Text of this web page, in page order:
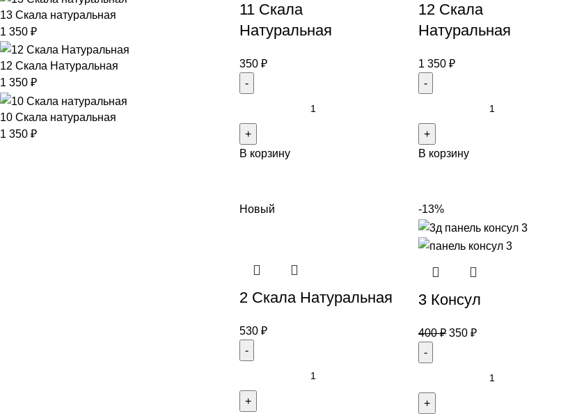
13 Скала натуральная
1 350 ₽
12 Скала Натуральная
1 350 ₽
10 Скала натуральная
1 350 ₽
11 Скала
Натуральная
350 ₽
В корзину
12 Скала
Натуральная
1 350₽
В корзину
Новый
2 Скала Натуральная
530 ₽
-13%
3 Консул
400₽ 350₽